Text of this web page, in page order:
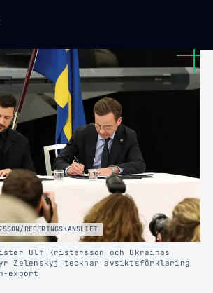
REGERINGSKANSLIET
Ulf Kristersson och Ukrainas
Zelenskyj tecknar avsiktsförklaring
export